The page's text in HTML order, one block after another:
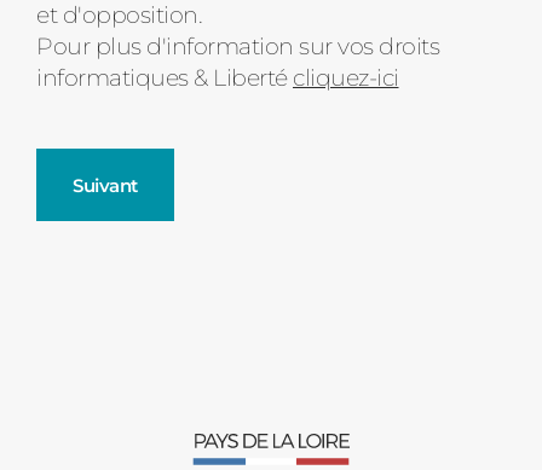
et d'opposition.
Pour plus d'information sur vos droits
informatiques & Liberté cliquez-ici
Suivant
Verrière intérieures